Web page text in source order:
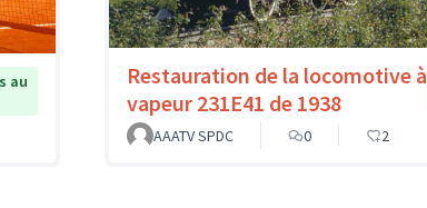
au
Restauration de la locomotive à
vapeur 231E41 de 1938
AAATV SPDC
0 2